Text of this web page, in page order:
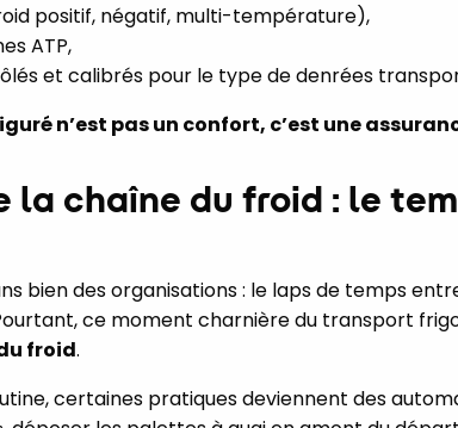
positif, négatif, multi-température),
ATP,
et calibrés pour le type de denrées
n’est pas un confort, c’est une
la chaîne du froid : le
bien des organisations : le laps de temps
ce moment charnière du transport
froid.
certaines pratiques deviennent des